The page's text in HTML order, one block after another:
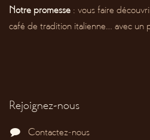
Notre promesse : vous faire
café de tradition italienne… avec un
Rejoignez-nous
Contactez-nous